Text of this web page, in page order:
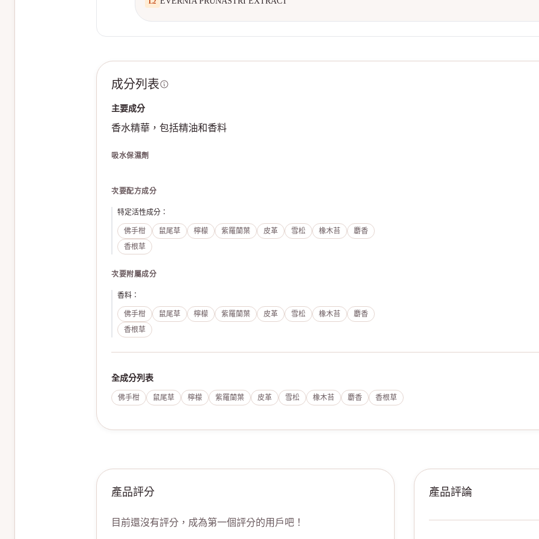
成分列表
主要成分
香水精華，包括精油和香料
吸水保濕劑
次要配方成分
特定活性成分 ：
佛手柑 鼠尾草 檸檬 紫羅蘭葉 皮革 雪松 橡木苔
麝香
香根草
次要附屬成分
香料 ：
佛手柑 鼠尾草 檸檬 紫羅蘭葉 皮革 雪松 橡木苔
麝香
香根草
全成分列表
佛手柑 鼠尾草 檸檬 紫羅蘭葉 皮革 雪松 橡木苔 麝香 香根草
產品評分
目前還沒有評分，成為第一個評分的用戶吧！
產品評論